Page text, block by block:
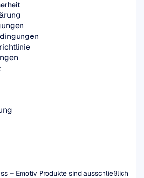
– Emotiv Produkte sind ausschließlich